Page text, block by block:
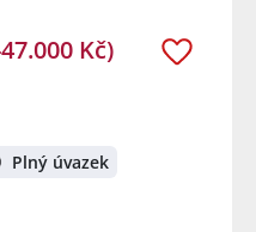
Kč)
Plný úvazek